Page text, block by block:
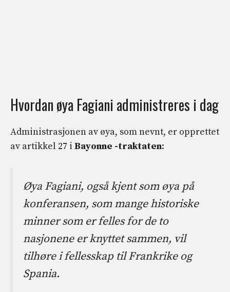
Hvordan øya Fagiani administreres i dag
Administrasjonen av øya, som nevnt, er opprettet
av artikkel 27 i Bayonne -traktaten:
Øya Fagiani, også kjent som øya på
konferansen, som mange historiske
minner som er felles for de to
nasjonene er knyttet sammen, vil
tilhøre i fellesskap til Frankrike og
Spania.